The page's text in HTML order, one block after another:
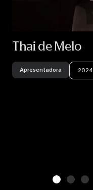
Thai de Melo
Apresentadora 2024